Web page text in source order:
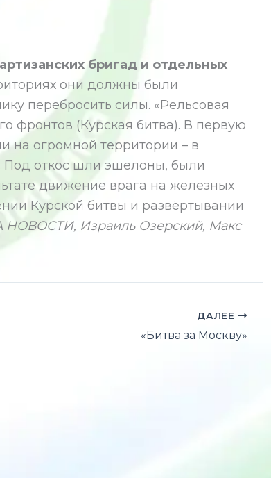
бригад и отдельных
они должны были
перебросить силы. «Рельсовая
фронтов (Курская битва). В первую
на огромной территории – в
Под откос шли эшелоны, были
движение врага на железных
Курской битвы и развёртывании
НОВОСТИ, Израиль Озерский, Макс
ДАЛЕЕ
«Битва за Москву»